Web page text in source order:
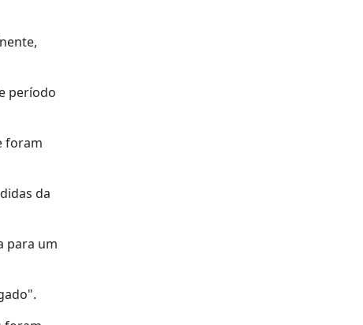
período
foram
da
para um